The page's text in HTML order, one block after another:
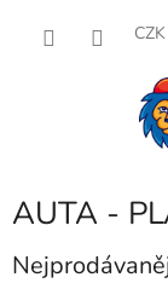
CZK
AUTA -